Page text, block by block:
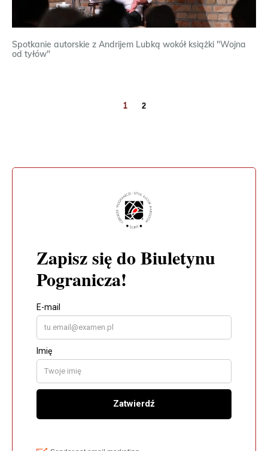
Spotkanie autorskie z Andrijem Lubką wokół książki "Wojna
od tyłów"
1 2